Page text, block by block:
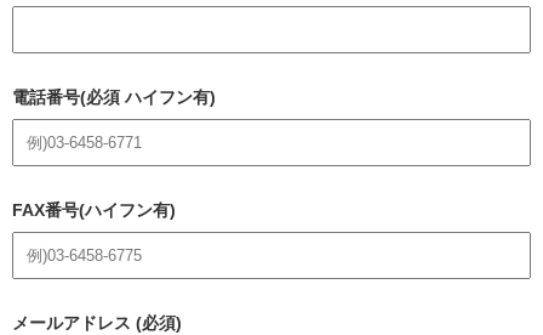
電話番号(必須 ハイフン有)
FAX番号(ハイフン有)
メールアドレス (必須)